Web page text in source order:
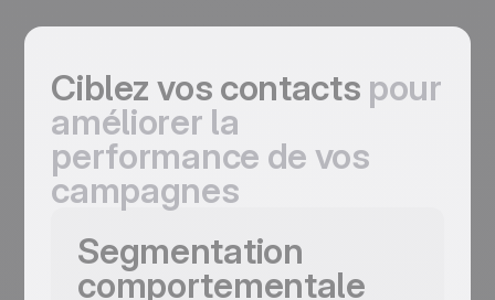
Ciblez vos contacts pour
améliorer la
performance de vos
campagnes
Segmentation
comportementale